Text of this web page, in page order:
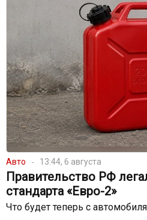
Авто 13:44, 6 августа
Правительство РФ
стандарта «Евро-2»
Что будет теперь с